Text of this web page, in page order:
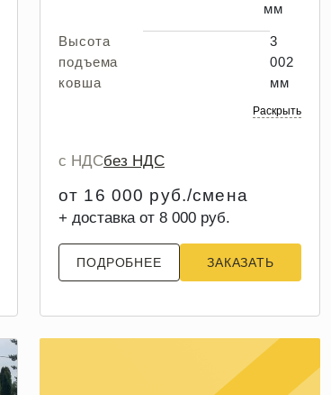
мм
Высота
подъема
ковша
3
002
мм
Раскрыть
с НДСбез НДС
от 16 000 руб./смена
+ доставка от 8 000 руб.
ПОДРОБНЕЕ ЗАКАЗАТЬ